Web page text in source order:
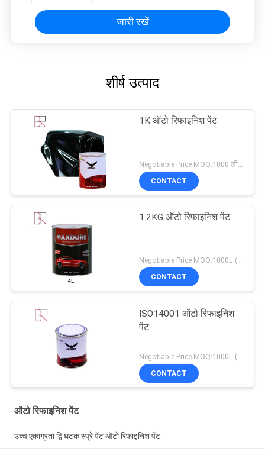
जारी रखें
शीर्ष उत्पाद
1K ऑटो रिफाइनिश पेंट
CONTACT
1.2KG ऑटो रिफाइनिश पेंट
Negotiable Price MOQ:1000L (मिश्रित आइटम स्वीकार्य है)
CONTACT
ISO14001 ऑटो रिफाइनिश
पेंट
Negotiable Price MOQ:1000L (मिश्रित आइटम स्वीकार्य है)
CONTACT
ऑटो रिफाइनिश पेंट
उच्च एकाग्रता द्वि घटक स्प्रे पेंट ऑटो रिफाइनिश पेंट